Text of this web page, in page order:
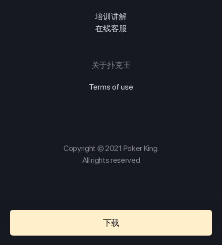
培训讲解
在线客服
关于扑克王
Terms of use
Copyright © 2021 Poker King.
All rights reserved
下载